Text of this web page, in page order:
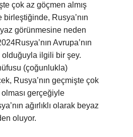
çok az göçmen almış
birleştiğinde, Rusya’nın
görünmesine neden
Avrupa’nın
olduğuyla ilgili bir şey.
(çoğunlukla)
Rusya’nın geçmişte çok
gerçeğiyle
ağırlıklı olarak beyaz
oluyor.